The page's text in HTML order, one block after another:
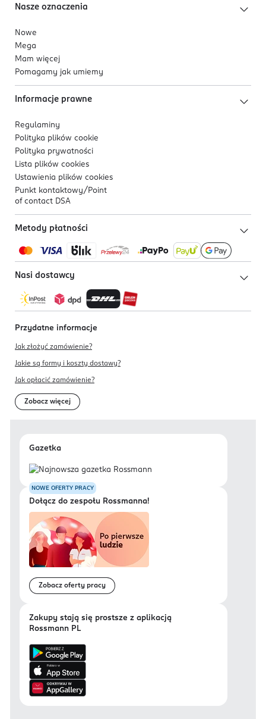
Nasze oznaczenia
Nowe
Mega
Mam więcej
Pomagamy jak umiemy
Informacje prawne
Regulaminy
Polityka plików cookie
Polityka prywatności
Lista plików cookies
Ustawienia plików cookies
Punkt kontaktowy/ Point
of contact DSA
Metody płatności
Nasi dostawcy
Przydatne informacje
Jak złożyć zamówienie?
Jakie są formy i koszty dostawy?
Jak opłacić zamówienie?
Zobacz więcej
Gazetka
NOWE OFERTY PRACY
Dołącz do zespołu Rossmanna!
Zobacz oferty pracy
Zakupy stają się prostsze z aplikacją
Rossmann PL